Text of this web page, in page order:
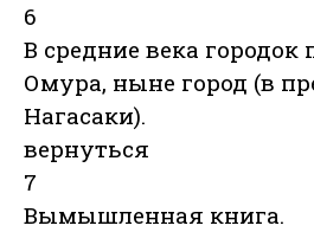
6
В средние века
Омура, ныне город (в
Нагасаки).
вернуться
7
Вымышленная книга.